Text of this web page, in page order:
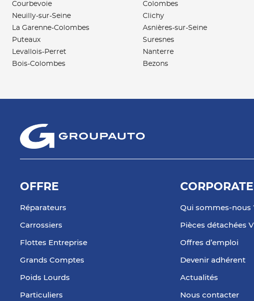
13.45
km
6 AAPNC - DECLOUX
(HOMACO SNAPA)
8
km
AAPNC - MESNIL (1ER ÉTAGE)
93150 LE BLANC MESNIL
Courbevoie
Neuilly-sur-Seine
La Garenne-Colombes
Puteaux
Levallois-Perret
Bois-Colombes
Colombes
Clichy
Asnières-sur-Seine
Suresnes
Nanterre
Bezons
OFFRE
Réparateurs
Carrossiers
Flottes Entreprise
Grands Comptes
Poids Lourds
Particuliers
CORPORATE
Qui sommes-nous
Pièces détachées
Offres d’emploi
Devenir adhérent
Actualités
Nous contacter